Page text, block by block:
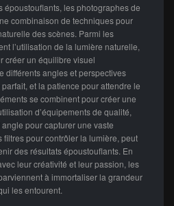
époustouflants, les photographes de
combinaison de techniques pour
des scènes. Parmi les
l’utilisation de la lumière naturelle,
créer un équilibre visuel
différents angles et perspectives
et la patience pour attendre le
se combinent pour créer une
d’équipements de qualité,
pour capturer une vaste
pour contrôler la lumière, peut
des résultats époustouflants. En
leur créativité et leur passion, les
à immortaliser la grandeur
les entourent.